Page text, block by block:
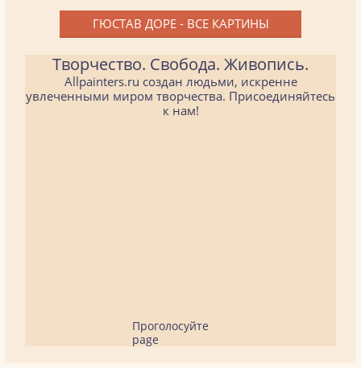
ГЮСТАВ ДОРЕ - ВСЕ КАРТИНЫ
Творчество. Свобода. Живопись.
Allpainters.ru создан людьми, искренне
увлеченными миром творчества. Присоединяйтесь
к нам!
Проголосуйте
page